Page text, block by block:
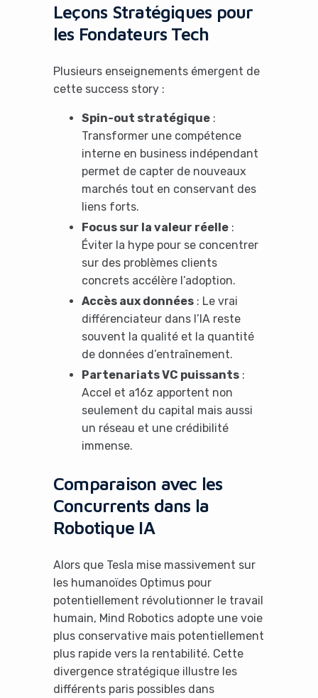
Leçons Stratégiques pour
les Fondateurs Tech
Plusieurs enseignements émergent de
cette success story :
Spin-out stratégique:
Transformer une compétence
interne en business indépendant
permet de capter de nouveaux
marchés tout en conservant des
liens forts.
Focus sur la valeur réelle:
Éviter la hype pour se concentrer
sur des problèmes clients
concrets accélère l’adoption.
Accès aux données: Le vrai
différenciateur dans l’IA reste
souvent la qualité et la quantité
de données d’entraînement.
Partenariats VC puissants:
Accel et a16z apportent non
seulement du capital mais aussi
un réseau et une crédibilité
immense.
Comparaison avec les
Concurrents dans la
Robotique IA
Alors que Tesla mise massivement sur
les humanoïdes Optimus pour
potentiellement révolutionner le travail
humain, Mind Robotics adopte une voie
plus conservative mais potentiellement
plus rapide vers la rentabilité. Cette
divergence stratégique illustre les
différents paris possibles dans
It looks like you're
using an ad-blocker!
Yes, I will turn off Ad-Blocker